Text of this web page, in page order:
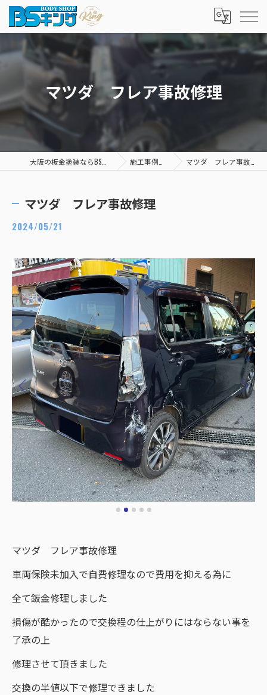
マツダ フレア事故修理
施工事例一覧 マツダ フレア事故修理
マツダ フレア事故修理
2024/05/21
マツダ フレア事故修理
車両保険未加入で自費修理なので費用を抑える為に
全て鈑金修理しました
損傷が酷かったので交換程の仕上がりにはならない事を
了承の上
修理させて頂きました
交換の半値以下で修理できました